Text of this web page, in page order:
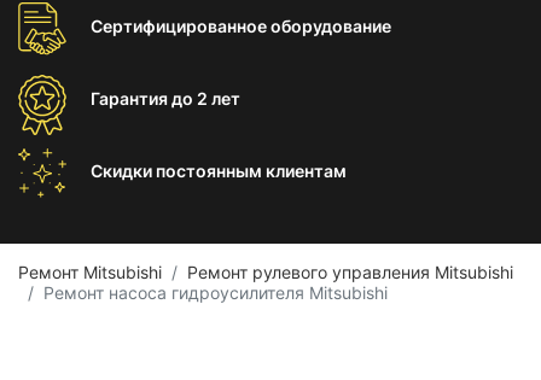
Сертифицированноеоборудование
Гарантиядо 2 лет
Скидки постоянным клиентам
Ремонт Mitsubishi
Ремонт рулевого управления Mitsubishi
Ремонт насоса гидроусилителя Mitsubishi